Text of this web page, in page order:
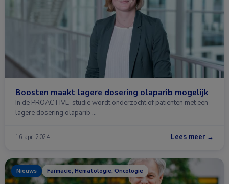
Boosten maakt lagere dosering olaparib mogelijk
In de PROACTIVE-studie wordt onderzocht of patiënten met een
lagere dosering olaparib …
16 apr. 2024 Lees meer →
Nieuws Farmacie, Hematologie, Oncologie